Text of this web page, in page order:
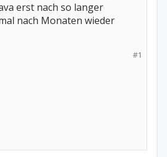
erst nach so langer
nach Monaten wieder
#1